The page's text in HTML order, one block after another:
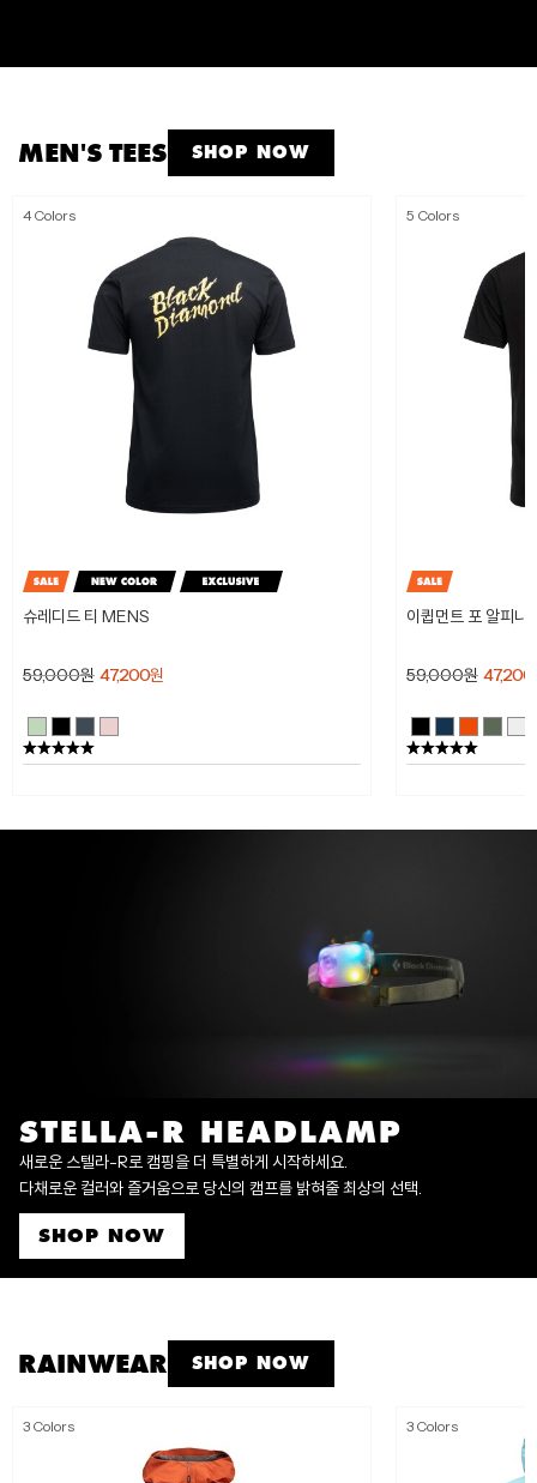
MEN'S TEES SHOP NOW
4 Colors
슈레디드 티 MENS
59,000원 47,200원
5 Colors
이큅먼트 포 알피
59,000원 47,200
STELLA-R HEADLAMP
새로운 스텔라-R로 캠핑을 더 특별하게 시작하세요.
다채로운 컬러와 즐거움으로 당신의 캠프를 밝혀줄 최상의 선택.
SHOP NOW
RAINWEAR SHOP NOW
3 Colors 3 Colors